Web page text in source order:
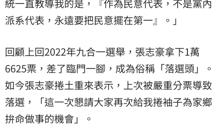
統一直教導我的是，『作為民意代表，不是黨內
派系代表，永遠要把民意擺在第一』。」
回顧上回2022年九合一選舉，張志豪拿下1萬
6625票，差了臨門一腳，成為俗稱「落選頭」。
如今張志豪捲土重來表示，上次被嚴重分票導致
落選，「這一次懇請大家再次給我捲袖子為家鄉
拚命做事的機會」。